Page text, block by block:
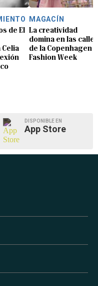
de El
MAGACÍN
La creatividad
domina en las calles
de la Copenhagen
Fashion Week
DISPONIBLE EN
App Store